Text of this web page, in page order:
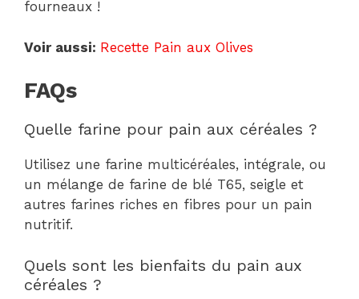
fourneaux !
Voir aussi: Recette Pain aux Olives
FAQs
Quelle farine pour pain aux céréales ?
Utilisez une farine multicéréales, intégrale, ou
un mélange de farine de blé T65, seigle et
autres farines riches en fibres pour un pain
nutritif.
Quels sont les bienfaits du pain aux
céréales ?